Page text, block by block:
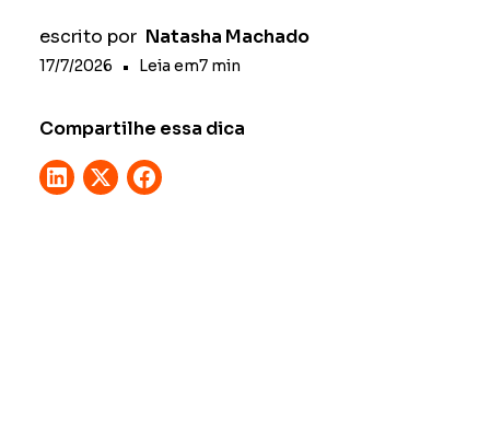
escrito por Natasha Machado
17/7/2026 • Leia em7 min
Compartilhe essa dica